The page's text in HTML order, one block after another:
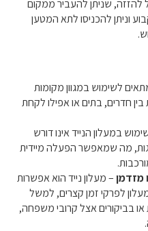
להזזה, שניתן להעביר ממקום
וניתן להכניסו לתא המטען
לשימוש במגוון מקומות
בין חדרים, בתים או אפילו לקחת
במעלון הנייד אינו דורש
מה שמאפשר הפעלה מיידית
מזדמן– מעלון נייד הוא אפשרות
לפרקי זמן קצרים, למשל
בביקורים אצל קרובי משפחה,